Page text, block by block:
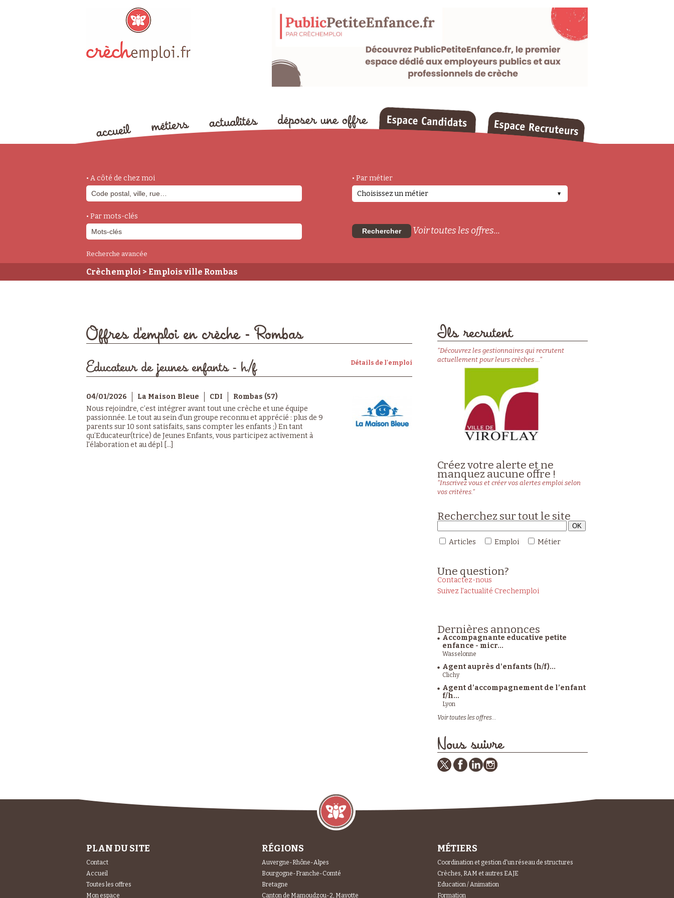
• A côté de chez moi
• Par métier
Choisissez un métier
• Par mots-clés
Rechercher Voir toutes les offres...
Recherche avancée
Crèchemploi > Emplois ville Rombas
Offres d'emploi en crèche - Rombas
Détails de l'emploi
Educateur de jeunes enfants - h/f
04/01/2026 La Maison Bleue CDI
Rombas (57)
Nous rejoindre, c’est intégrer avant tout une crèche et une équipe
passionnée. Le tout au sein d’un groupe reconnu et apprécié : plus de 9
parents sur 10 sont satisfaits, sans compter les enfants ;) En tant
qu’Educateur(trice) de Jeunes Enfants, vous participez activement à
l'élaboration et au dépl [...]
Ils recrutent
"Découvrez les gestionnaires qui recrutent
actuellement pour leurs crèches ..."
Créez votre alerte et ne
manquez aucune offre !
"Inscrivez vous et créer vos alertes emploi selon
vos critères."
Recherchez sur tout le site
Articles Emploi Métier
Une question?
Contactez-nous
Suivez l'actualité Crechemploi
Dernières annonces
Accompagnante educative petite
enfance - micr...
Wasselonne
Agent auprès d'enfants (h/f)...
Clichy
Agent d’accompagnement de l’enfant
f/h...
Lyon
Voir toutes les offres...
Nous suivre
PLAN DU SITE
Contact
Accueil
Toutes les offres
Mon espace
RÉGIONS
Auvergne-Rhône-Alpes
Bourgogne-Franche-Comté
Bretagne
Canton de Mamoudzou-2, Mayotte
MÉTIERS
Coordination et gestion d'un réseau de structures
Crèches, RAM et autres EAJE
Education / Animation
Formation